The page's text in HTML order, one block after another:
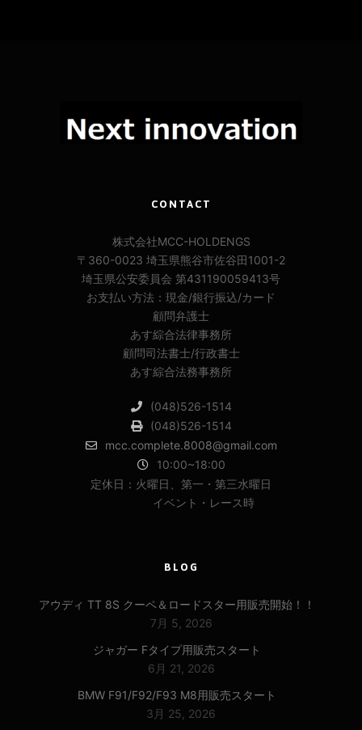
CONTACT
株式会社MCC-HOLDENGS
〒360-0023 埼玉県熊谷市佐谷田1001-2
埼玉県公安委員会 第431190059413号
お支払い方法：現金/銀行振込/カード
顧問弁護士
あす綜合法律事務所
顧問司法書士/行政書士
あす綜合法務事務所
(048)526-1514
(048)526-1514
mcc.complete.8008@gmail.com
10:00~18:00
定休日：火曜日、第一・第三水曜日
イベント・レース時
BLOG
アウディ TT 8S クーペ＆ロードスター用販売開始！！
7月 5, 2026
ジャガー Fタイプ用販売スタート
6月 21, 2026
BMW F91/F92/F93 M8用販売スタート
3月 25, 2026